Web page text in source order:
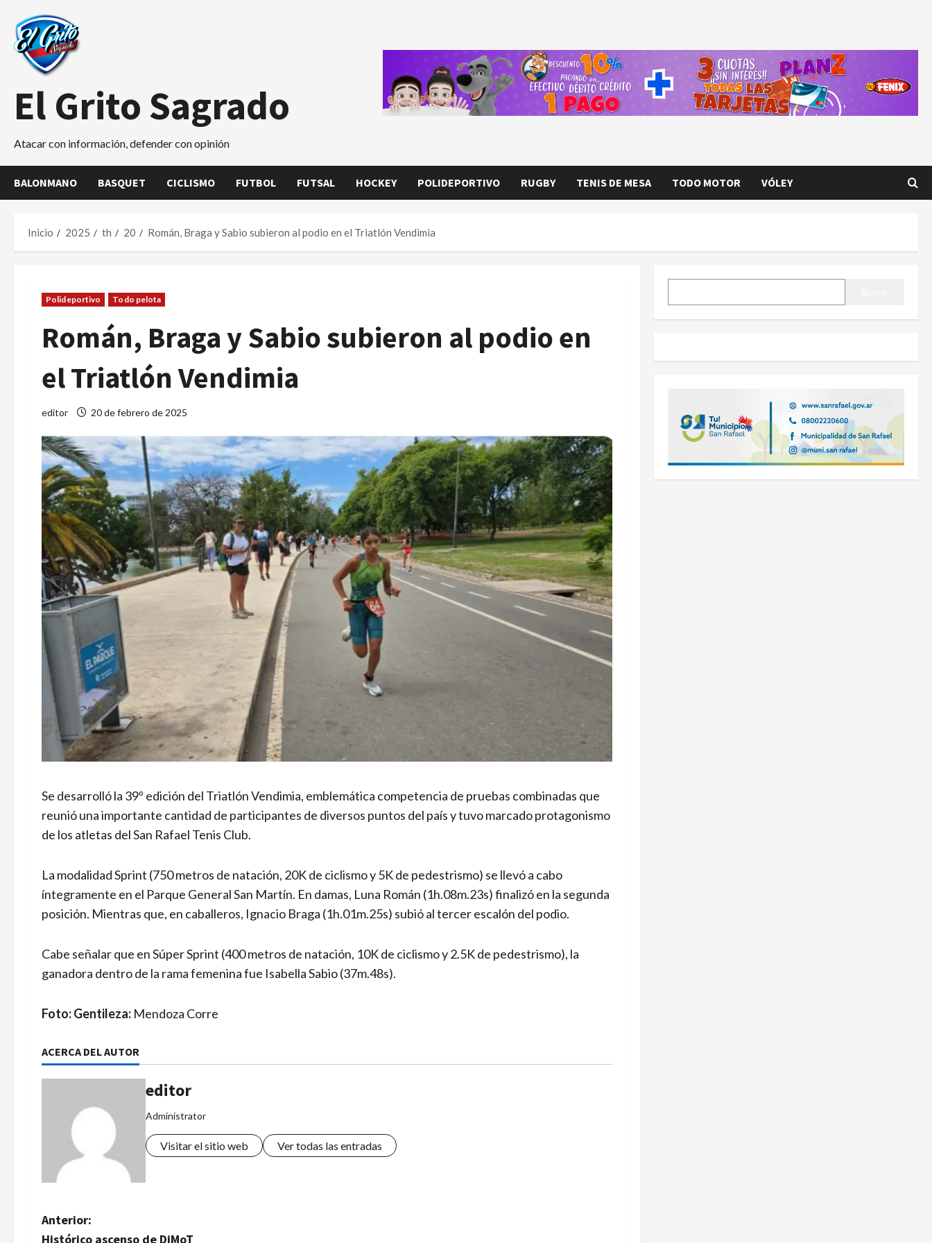
contenido
El Grito Sagrado
Atacar con información, defender con opinión
BALONMANO BASQUET CICLISMO FUTBOL FUTSAL HOCKEY POLIDEPORTIVO RUGBY TENIS DE MESA TODO MOTOR VÓLEY
Inicio 2025 th 20 Román, Braga y Sabio subieron al podio en el Triatlón Vendimia
Polideportivo Todo pelota
Román, Braga y Sabio subieron al podio en
el Triatlón Vendimia
editor 20 de febrero de 2025
Se desarrolló la 39º edición del Triatlón Vendimia, emblemática competencia de pruebas combinadas que
reunió una importante cantidad de participantes de diversos puntos del país y tuvo marcado protagonismo
de los atletas del San Rafael Tenis Club.
La modalidad Sprint (750 metros de natación, 20K de ciclismo y 5K de pedestrismo) se llevó a cabo
íntegramente en el Parque General San Martín. En damas, Luna Román (1h.08m.23s) finalizó en la segunda
posición. Mientras que, en caballeros, Ignacio Braga (1h.01m.25s) subió al tercer escalón del podio.
Cabe señalar que en Súper Sprint (400 metros de natación, 10K de ciclismo y 2.5K de pedestrismo), la
ganadora dentro de la rama femenina fue Isabella Sabio (37m.48s).
Foto: Gentileza: Mendoza Corre
ACERCA DEL AUTOR
editor
Administrator
Visitar el sitio web Ver todas las entradas
N
Anterior:
Histórico ascenso de DiMoT